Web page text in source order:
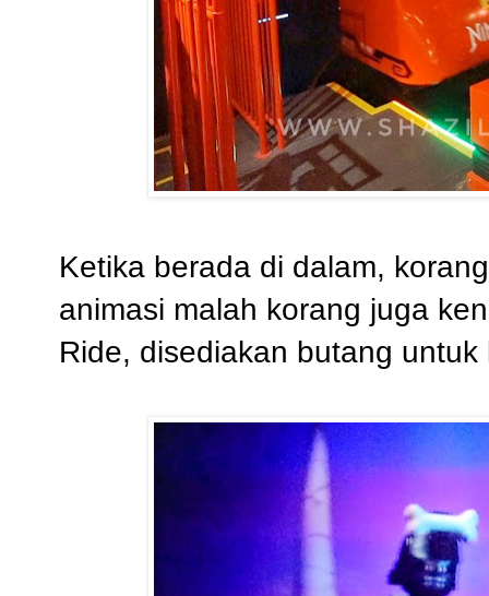
Ketika berada di dalam,
animasi malah korang juga
Ride, disediakan butang